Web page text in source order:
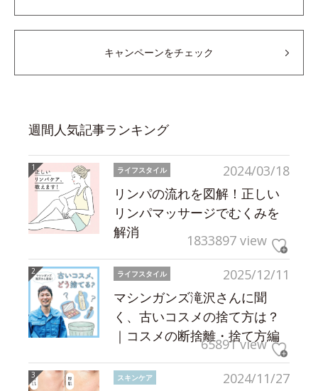
キャンペーンをチェック
週間人気記事ランキング
2024/03/18
ライフスタイル
リンパの流れを図解！正しい
リンパマッサージでむくみを
解消
1833897 view
2025/12/11
ライフスタイル
マシンガンズ滝沢さんに聞
く、古いコスメの捨て方は？
｜コスメの断捨離・捨て方編
65891 view
2024/11/27
スキンケア